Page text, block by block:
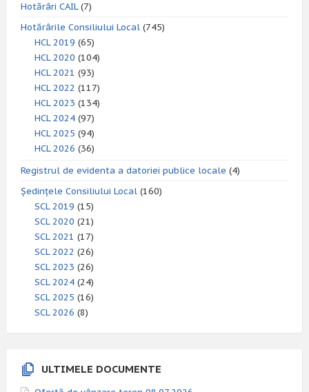
Hotărâri CAIL(7)
Hotărârile Consiliului Local (745)
HCL 2019 (65)
HCL 2020 (104)
HCL 2021 (93)
HCL 2022 (117)
HCL 2023 (134)
HCL 2024 (97)
HCL 2025 (94)
HCL 2026 (36)
Registrul de evidenta a datoriei publice locale (4)
Ședințele Consiliului Local (160)
SCL 2019 (15)
SCL 2020 (21)
SCL 2021 (17)
SCL 2022 (26)
SCL 2023 (26)
SCL 2024 (24)
SCL 2025 (16)
SCL 2026 (8)
ULTIMELE DOCUMENTE